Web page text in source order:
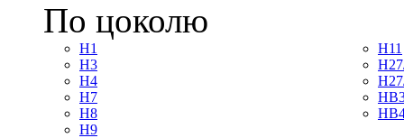
По цоколю
H1
H3
H4
H7
H8
H9
H11